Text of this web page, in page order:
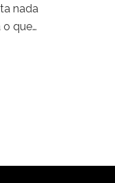
nada
que…